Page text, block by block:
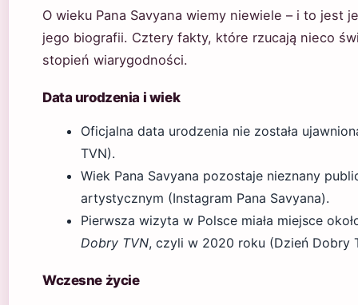
O wieku Pana Savyana wiemy niewiele – i to jest
jego biografii. Cztery fakty, które rzucają nieco
stopień wiarygodności.
Data urodzenia i wiek
Oficjalna data urodzenia nie została
TVN).
Wiek Pana Savyana pozostaje nieznany
artystycznym (Instagram Pana Savyana).
Pierwsza wizyta w Polsce miała miejsce
Dobry TVN, czyli w 2020 roku (Dzień Dobry
Wczesne życie